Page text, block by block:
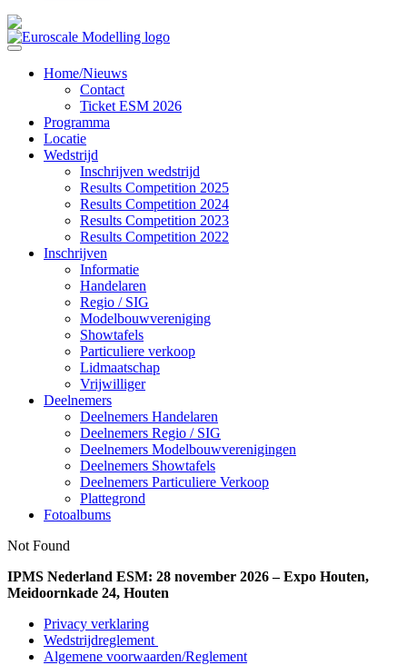
Home/Nieuws
Contact
Ticket ESM 2026
Programma
Locatie
Wedstrijd
Inschrijven wedstrijd
Results Competition 2025
Results Competition 2024
Results Competition 2023
Results Competition 2022
Inschrijven
Informatie
Handelaren
Regio / SIG
Modelbouwvereniging
Showtafels
Particuliere verkoop
Lidmaatschap
Vrijwilliger
Deelnemers
Deelnemers Handelaren
Deelnemers Regio / SIG
Deelnemers Modelbouwverenigingen
Deelnemers Showtafels
Deelnemers Particuliere Verkoop
Plattegrond
Fotoalbums
Not Found
IPMS Nederland ESM: 28 november 2026 – Expo Houten,
Meidoornkade 24, Houten
Privacy verklaring
Wedstrijdreglement
Algemene voorwaarden/Reglement